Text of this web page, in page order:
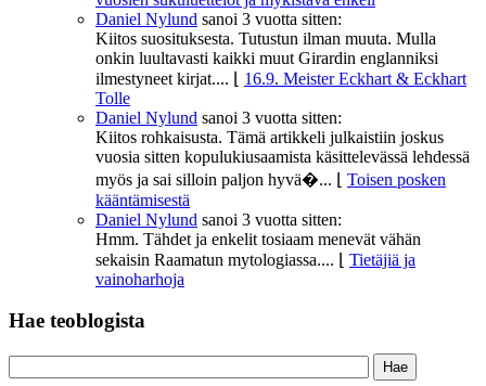
Daniel Nylund sanoi 3 vuotta sitten:
Kiitos suosituksesta. Tutustun ilman muuta. Mulla
onkin luultavasti kaikki muut Girardin englanniksi
ilmestyneet kirjat....
16.9. Meister Eckhart & Eckhart
Tolle
Daniel Nylund sanoi 3 vuotta sitten:
Kiitos rohkaisusta. Tämä artikkeli julkaistiin joskus
vuosia sitten kopulukiusaamista käsittelevässä lehdessä
myös ja sai silloin paljon hyvä�...
Toisen posken
kääntämisestä
Daniel Nylund sanoi 3 vuotta sitten:
Hmm. Tähdet ja enkelit tosiaam menevät vähän
sekaisin Raamatun mytologiassa....
Tietäjiä ja
vainoharhoja
Hae teoblogista